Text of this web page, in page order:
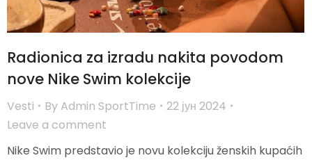
Radionica za izradu nakita povodom
nove Nike Swim kolekcije
Vesti By Admin SportTime
22 јун 2024
Leave a comment
Nike Swim predstavio je novu kolekciju ženskih kupaćih